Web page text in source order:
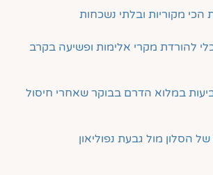
הכי מקוריות ובלתי נשכחות
להורדת מקרי אלימות ופשיעה בקרב
במלוא הדרם בבוקר שאחרי חיסול
הסלון מול גבעת נפוליאון